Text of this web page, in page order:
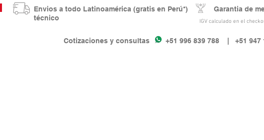
IGV calculado en el
Cotizaciones y consultas +51 996 839 788 | +51 947
Envios a todo Latinoamérica (gratis en Perú*) Garantia de
técnico